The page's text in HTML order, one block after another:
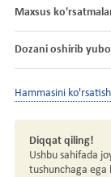
Maxsus
Dozani oshirib
Hammasini ko'rsatish
Diqqat qiling!
Ushbu sahifada
tushunchaga